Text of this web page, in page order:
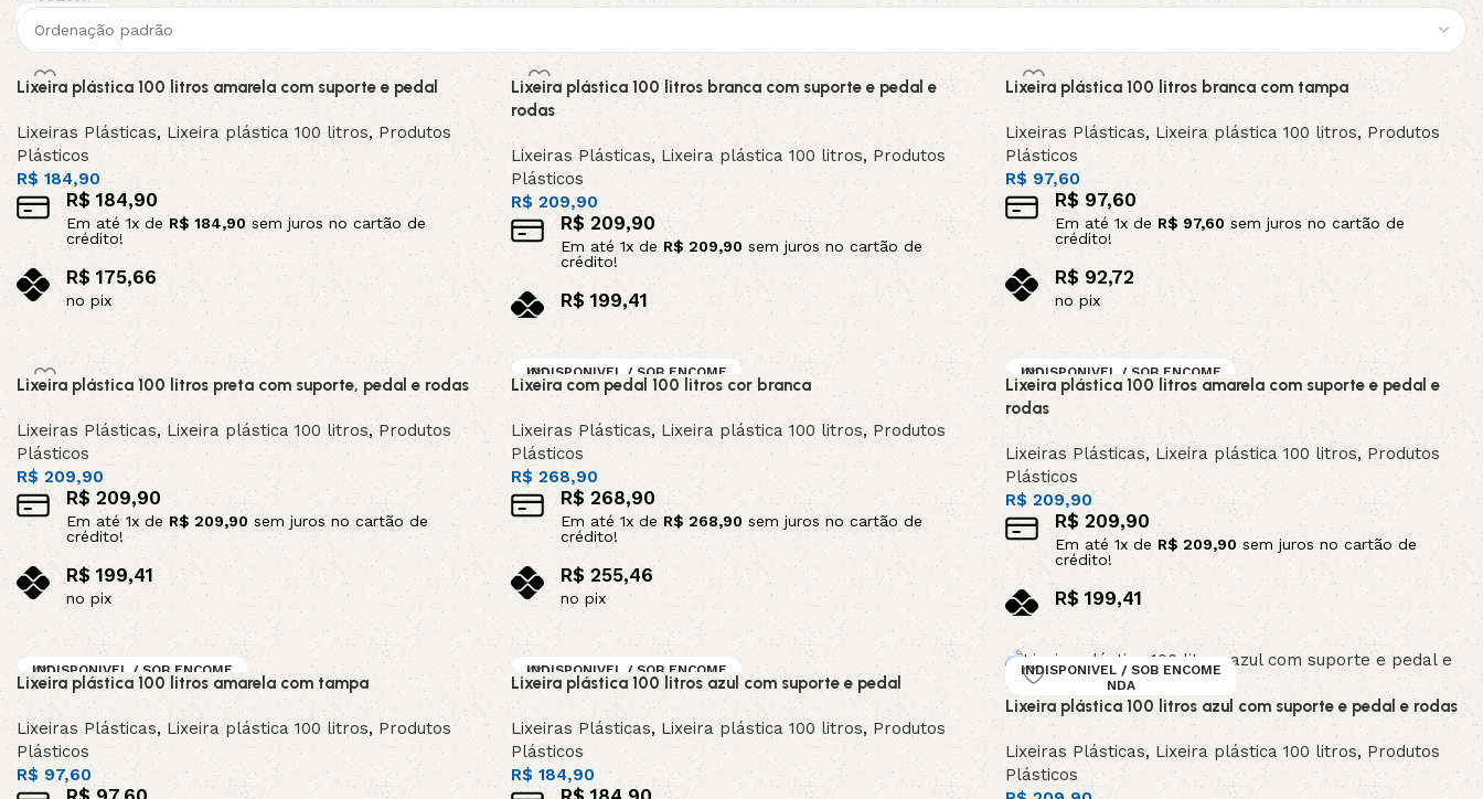
Lixeira plástica 100 litros amarela com suporte e pedal
Lixeiras Plásticas, Lixeira plástica 100 litros,Produtos
Plásticos
R$ 184,90
R$184,90
Em até 1x de R$ 184,90sem juros no cartão de
crédito!
R$ 175,66
no pix
Adicionar ao carrinho
Lixeira plástica 100 litros branca com suporte e pedal e
rodas
Lixeiras Plásticas, Lixeira plástica 100 litros, Produtos
Plásticos
R$ 209,90
R$ 209,90
Em até1x deR$209,90 sem juros no cartão de
crédito!
R$199,41
no pix
Adicionar ao carrinho
Lixeira plástica 100 litros branca com tampa
Lixeiras Plásticas, Lixeira plástica 100 litros,Produtos
Plásticos
R$ 97,60
R$97,60
Em até 1x de R$ 97,60sem juros no cartão de
crédito!
R$ 92,72
no pix
Adicionar ao carrinho
Lixeira plástica 100 litros preta com suporte, pedal e rodas
Lixeiras Plásticas, Lixeira plástica 100 litros, Produtos
Plásticos
R$ 209,90
R$ 209,90
Em até 1x de R$ 209,90sem juros no cartão de
crédito!
R$199,41
no pix
Adicionar ao carrinho
INDISPONIVEL / SOB ENCOME
NDA
Lixeira com pedal 100 litros cor branca
Lixeiras Plásticas, Lixeira plástica 100 litros, Produtos
Plásticos
R$ 268,90
R$ 268,90
Em até 1x deR$268,90 sem juros no cartão de
crédito!
R$255,46
no pix
Leia mais
INDISPONIVEL / SOB ENCOME
NDA
Lixeira plástica 100 litros amarela com suporte e pedal e
rodas
Lixeiras Plásticas, Lixeira plástica 100 litros, Produtos
Plásticos
R$209,90
R$ 209,90
Em até 1x de R$209,90sem juros no cartão de
crédito!
R$199,41
no pix
Leia mais
INDISPONIVEL / SOB ENCOME
NDA
Lixeira plástica 100 litros amarela com tampa
Lixeiras Plásticas, Lixeira plástica 100 litros, Produtos
Plásticos
R$97,60
INDISPONIVEL / SOB ENCOME
NDA
Lixeira plástica 100 litros azul com suporte e pedal
Lixeiras Plásticas, Lixeira plástica 100 litros, Produtos
Plásticos
R$ 184,90
INDISPONIVEL / SOB ENCOME
NDA
Lixeira plástica 100 litros azul com suporte e pedal e rodas
Lixeiras Plásticas, Lixeira plástica 100 litros, Produtos
Plásticos